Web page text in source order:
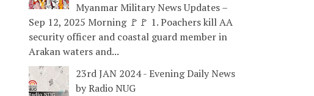
Myanmar Military News Updates –
Sep 12, 2025 Morning 🚩🚩 1. Poachers kill AA
security officer and coastal guard member in
Arakan waters and...
23rd JAN 2024 - Evening Daily News
by Radio NUG